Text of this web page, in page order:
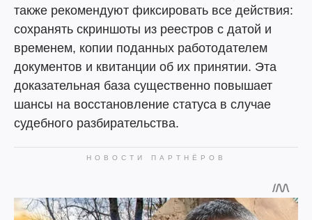
также рекомендуют фиксировать все действия:
сохранять скриншоты из реестров с датой и
временем, копии поданных работодателем
документов и квитанции об их принятии. Эта
доказательная база существенно повышает
шансы на восстановление статуса в случае
судебного разбирательства.